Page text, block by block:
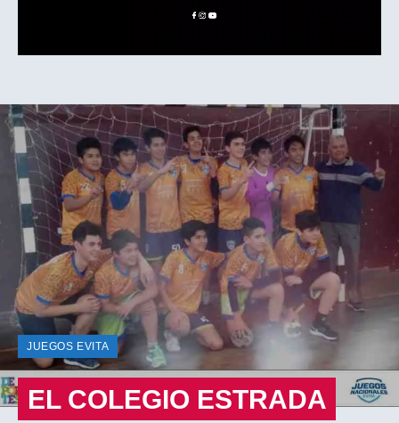
JUEGOS EVITA
EL COLEGIO ESTRADA